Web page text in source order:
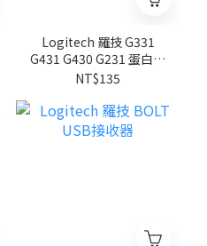
Logitech 羅技 G331
G431 G430 G231 蛋白皮
耳機套
NT$135